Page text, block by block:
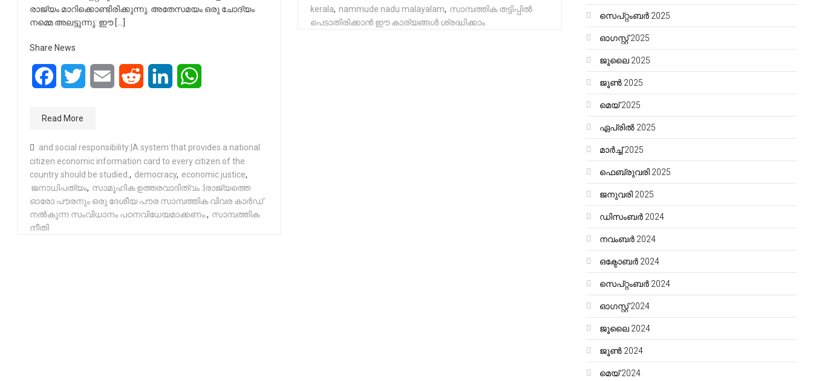
രാജ്യം മാറിക്കൊണ്ടിരിക്കുന്നു. അതേസമയം ഒരു ചോദ്യം
നമ്മെ അലട്ടുന്നു: ഈ […]
Share News
FacebookTwitter Email Reddit LinkedIn
Read More
and social responsibility:|A system that provides a national
citizen economic information card to every citizen of the
country should be studied. , democracy, economic justice,
ജനാധിപത്യം, സാമൂഹിക ഉത്തരവാദിത്വം :|രാജ്യത്തെ
ഓരോ പൗരനും ഒരു ദേശീയ പൗര സാമ്പത്തിക വിവര കാർഡ്
നൽകുന്ന സംവിധാനം പഠനവിധേയമാക്കണം., സാമ്പത്തിക
നീതി
kerala, nammude nadu malayalam, സാമ്പത്തിക തട്ടിപ്പിൽ
പെടാതിരിക്കാൻ ഈ കാര്യങ്ങൾ ശ്രദ്ധിക്കാം.
സെപ്റ്റംബർ 2025
ഓഗസ്റ്റ്‌ 2025
ജൂലൈ 2025
ജൂൺ 2025
മെയ്‌ 2025
ഏപ്രിൽ 2025
മാർച്ച്‌ 2025
ഫെബ്രുവരി 2025
ജനുവരി 2025
ഡിസംബർ 2024
നവംബർ 2024
ഒക്ടോബർ 2024
സെപ്റ്റംബർ 2024
ഓഗസ്റ്റ്‌ 2024
ജൂലൈ 2024
ജൂൺ 2024
മെയ്‌ 2024